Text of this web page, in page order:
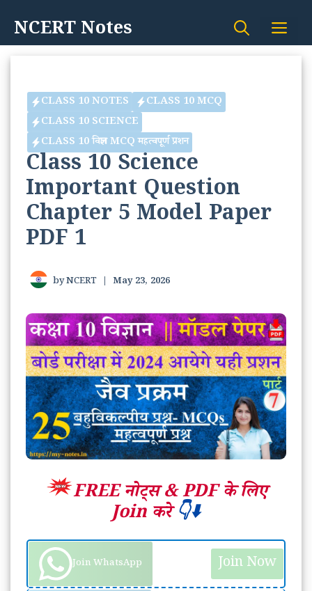
content
NCERT Notes
CLASS 10 NOTES
CLASS 10 MCQ
CLASS 10 SCIENCE
CLASS 10 विज्ञान MCQ महत्वपूर्ण प्रशन
Class 10 Science
Important Question
Chapter 5 Model Paper
PDF 1
byNCERT | May 23, 2026
FREE नोट्स &PDF के लिए
Join करे👇⬇️
Join WhatsApp Join Now